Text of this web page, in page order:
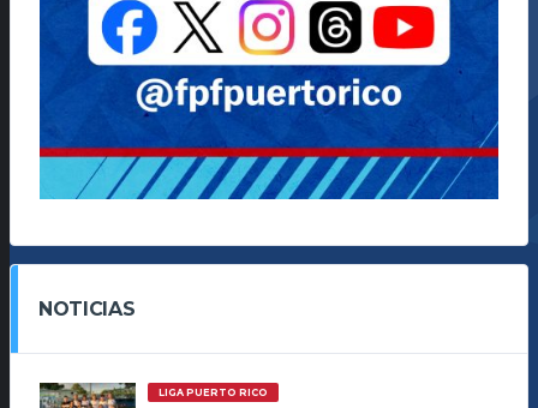
NOTICIAS
LIGA PUERTO RICO